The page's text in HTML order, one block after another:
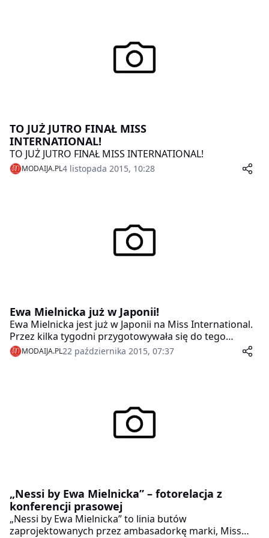
TO JUŻ JUTRO FINAŁ MISS
INTERNATIONAL!
TO JUŻ JUTRO FINAŁ MISS INTERNATIONAL!
MODAIJA.PL4 listopada 2015, 10:28
Ewa Mielnicka już w Japonii!
Ewa Mielnicka jest już w Japonii na Miss International.
Przez kilka tygodni przygotowywała się do tego
wydarzenia.
MODAIJA.PL22 października 2015, 07:37
„Nessi by Ewa Mielnicka” – fotorelacja z
konferencji prasowej
„Nessi by Ewa Mielnicka” to linia butów
zaprojektowanych przez ambasadorkę marki, Miss